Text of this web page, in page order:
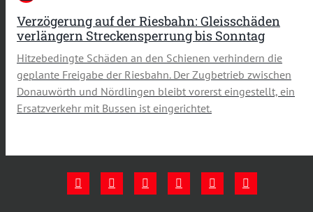
Verzögerung auf der Riesbahn: Gleisschäden
verlängern Streckensperrung bis Sonntag
Hitzebedingte Schäden an den Schienen verhindern die
geplante Freigabe der Riesbahn. Der Zugbetrieb zwischen
Donauwörth und Nördlingen bleibt vorerst eingestellt, ein
Ersatzverkehr mit Bussen ist eingerichtet.